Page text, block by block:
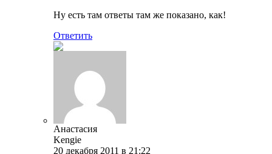
Ну есть там ответы там же показано, как!
Ответить
Анастасия
Kengie
20 декабря 2011 в 21:22